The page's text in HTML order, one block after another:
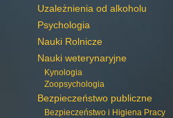
Uzależnienia od alkoholu
Psychologia
Nauki Rolnicze
Nauki weterynaryjne
Kynologia
Zoopsychologia
Bezpieczeństwo publiczne
Bezpieczeństwo i Higiena Pracy